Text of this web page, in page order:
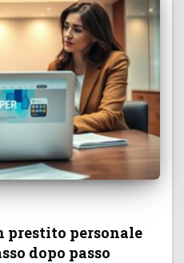
prestito personale
dopo passo